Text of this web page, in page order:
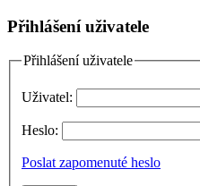
Přihlášení uživatele
Přihlášení uživatele
Uživatel:
Heslo:
Poslat zapomenuté heslo